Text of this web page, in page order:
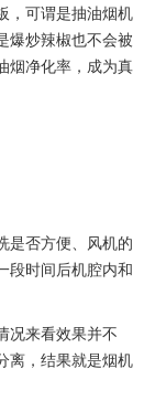
，可谓是抽油烟机
爆炒辣椒也不会被
烟净化率，成为真
是否方便、风机的
段时间后机腔内和
况来看效果并不
离，结果就是烟机